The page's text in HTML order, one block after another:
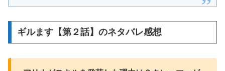
ギルます【第２話】のネタバレ感想